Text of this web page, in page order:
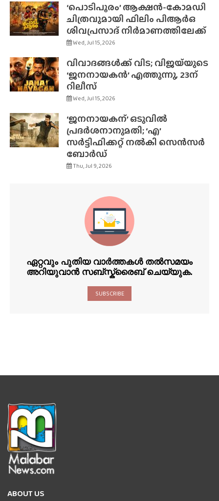
‘പൊടിപൂരം’ ആക്ഷൻ-കോമഡി
ചിത്രവുമായി ഫിലിം പിആർഒ
ശിവപ്രസാദ് നിർമാണത്തിലേക്ക്
Wed, Jul 15, 2026
വിവാദങ്ങൾക്ക് വിട; വിജയ്‌യുടെ
‘ജനനായകൻ’ എത്തുന്നു, 23ന്
റിലീസ്
Wed, Jul 15, 2026
‘ജനനായകന്’ ഒടുവിൽ
പ്രദർശനാനുമതി; ‘എ’
സർട്ടിഫിക്കറ്റ് നൽകി സെൻസർ
ബോർഡ്
Thu, Jul 9, 2026
ഏറ്റവും പുതിയ വാർത്തകൾ തൽസമയം
അറിയുവാൻ സബ്സ്ക്രൈബ് ചെയ്യുക.
SUBSCRIBE
ABOUT US